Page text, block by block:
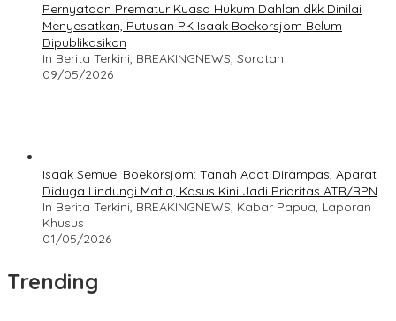
Pernyataan Prematur Kuasa Hukum Dahlan dkk Dinilai
Menyesatkan, Putusan PK Isaak Boekorsjom Belum
Dipublikasikan
In Berita Terkini, BREAKINGNEWS, Sorotan
09/05/2026
Isaak Semuel Boekorsjom: Tanah Adat Dirampas, Aparat
Diduga Lindungi Mafia, Kasus Kini Jadi Prioritas ATR/BPN
In Berita Terkini, BREAKINGNEWS, Kabar Papua, Laporan
Khusus
01/05/2026
Trending